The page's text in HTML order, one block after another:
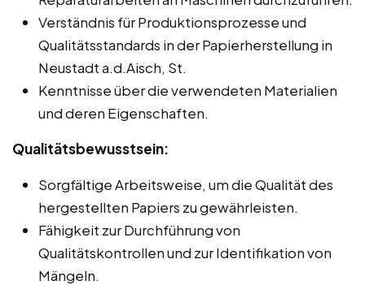
Verständnis für Produktionsprozesse und
Qualitätsstandards in der Papierherstellung in
Neustadt a.d.Aisch, St.
Kenntnisse über die verwendeten Materialien
und deren Eigenschaften.
Qualitätsbewusstsein:
Sorgfältige Arbeitsweise, um die Qualität des
hergestellten Papiers zu gewährleisten.
Fähigkeit zur Durchführung von
Qualitätskontrollen und zur Identifikation von
Mängeln.